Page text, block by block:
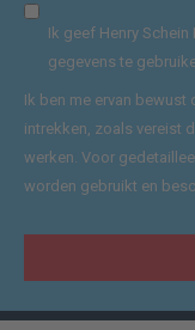
Ik geef Henry
gegevens te
Ik ben me ervan
intrekken, zoals vereist
werken. Voor
worden gebruikt en